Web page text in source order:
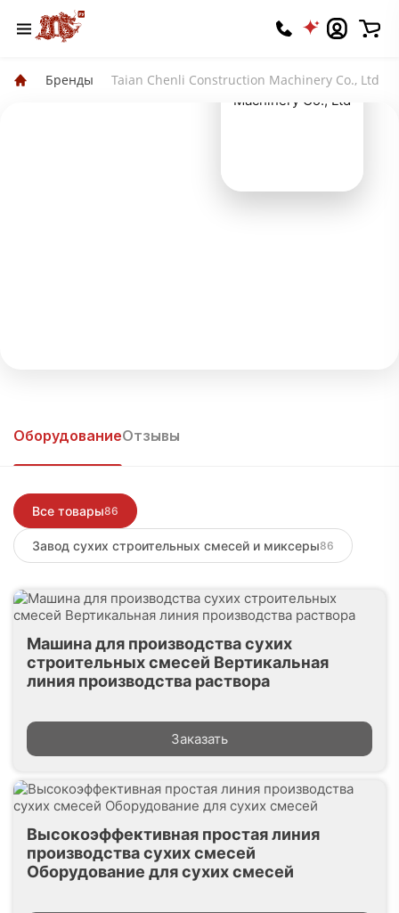
Бренды Taian Chenli Construction Machinery Co., Ltd
Taian Chenli
Войти, чтобы написать
ОборудованиеОтзывы
Все товары86
Завод сухих строительных смесей и миксеры86
Машина для производства сухих
строительных смесей Вертикальная
линия производства раствора
Заказать
Высокоэффективная простая линия
производства сухих смесей
Оборудование для сухих смесей